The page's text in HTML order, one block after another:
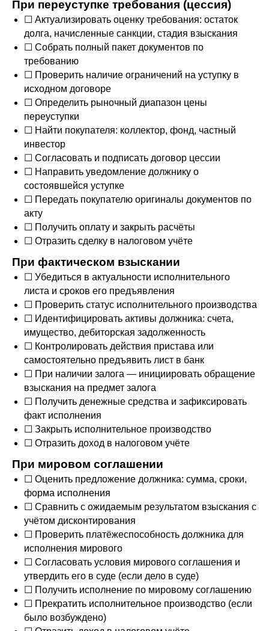
При переуступке требования (цессия)
☐ Актуализировать оценку требования: остаток
долга, начисленные санкции, стадия взыскания
☐ Собрать полный пакет документов по
требованию
☐ Проверить наличие ограничений на уступку в
исходном договоре
☐ Определить рыночный диапазон цены
переуступки
☐ Найти покупателя: коллектор, фонд, частный
инвестор
☐ Согласовать и подписать договор цессии
☐ Направить уведомление должнику о
состоявшейся уступке
☐ Передать покупателю оригиналы документов по
акту
☐ Получить оплату и закрыть расчёты
☐ Отразить сделку в налоговом учёте
При фактическом взыскании
☐ Убедиться в актуальности исполнительного
листа и сроков его предъявления
☐ Проверить статус исполнительного производства
☐ Идентифицировать активы должника: счета,
имущество, дебиторская задолженность
☐ Контролировать действия пристава или
самостоятельно предъявить лист в банк
☐ При наличии залога — инициировать обращение
взыскания на предмет залога
☐ Получить денежные средства и зафиксировать
факт исполнения
☐ Закрыть исполнительное производство
☐ Отразить доход в налоговом учёте
При мировом соглашении
☐ Оценить предложение должника: сумма, сроки,
форма исполнения
☐ Сравнить с ожидаемым результатом взыскания с
учётом дисконтирования
☐ Проверить платёжеспособность должника для
исполнения мирового
☐ Согласовать условия мирового соглашения и
утвердить его в суде (если дело в суде)
☐ Получить исполнение по мировому соглашению
☐ Прекратить исполнительное производство (если
было возбуждено)